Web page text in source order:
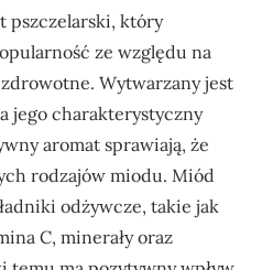
pszczelarski, który
ze względu na
Wytwarzany jest
jego charakterystyczny
aromat sprawiają, że
rodzajów miodu. Miód
odżywcze, takie jak
C, minerały oraz